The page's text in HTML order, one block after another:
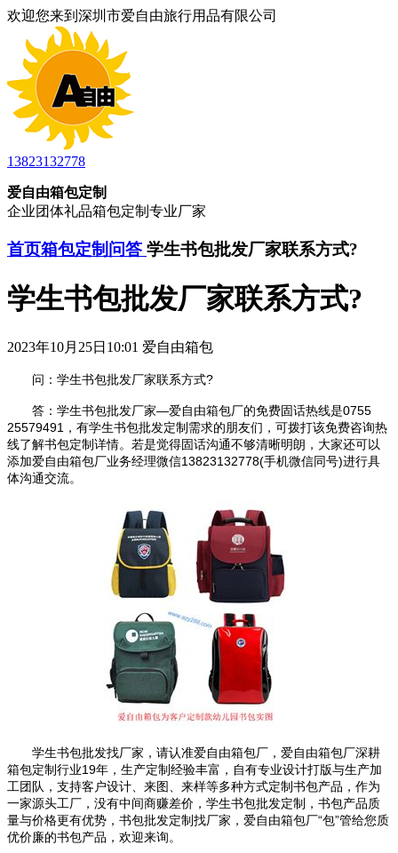
欢迎您来到深圳市爱自由旅行用品有限公司
13823132778
爱自由箱包定制
企业团体礼品箱包定制专业厂家
首页箱包定制问答 学生书包批发厂家联系方式?
学生书包批发厂家联系方式?
2023年10月25日10:01 爱自由箱包
问：学生书包批发厂家联系方式?
答：学生书包批发厂家—爱自由箱包厂的免费固话热线是0755
25579491，有学生书包批发定制需求的朋友们，可拨打该免费咨询热
线了解书包定制详情。若是觉得固话沟通不够清晰明朗，大家还可以
添加爱自由箱包厂业务经理微信13823132778(手机微信同号)进行具
体沟通交流。
学生书包批发找厂家，请认准爱自由箱包厂，爱自由箱包厂深耕
箱包定制行业19年，生产定制经验丰富，自有专业设计打版与生产加
工团队，支持客户设计、来图、来样等多种方式定制书包产品，作为
一家源头工厂，没有中间商赚差价，学生书包批发定制，书包产品质
量与价格更有优势，书包批发定制找厂家，爱自由箱包厂“包”管给您质
优价廉的书包产品，欢迎来询。